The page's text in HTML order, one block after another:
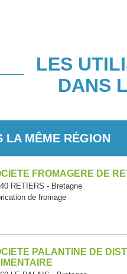
LES
DANS
LA MÊME RÉGION
FROMAGERE DE
RETIERS - Bretagne
de fromage
PALANTINE DE